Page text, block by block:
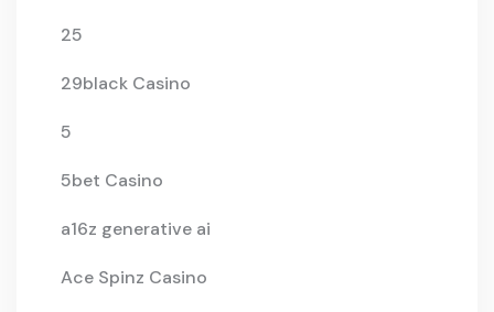
25
29black Casino
5
5bet Casino
a16z generative ai
Ace Spinz Casino